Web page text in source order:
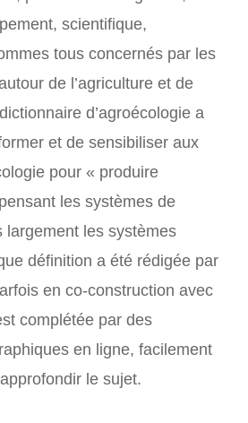
scientifique,
tous concernés par les
de l’agriculture et de
d’agroécologie a
et de sensibiliser aux
pour « produire
les systèmes de
largement les systèmes
définition a été rédigée par
en co-construction avec
complétée par des
en ligne, facilement
le sujet.